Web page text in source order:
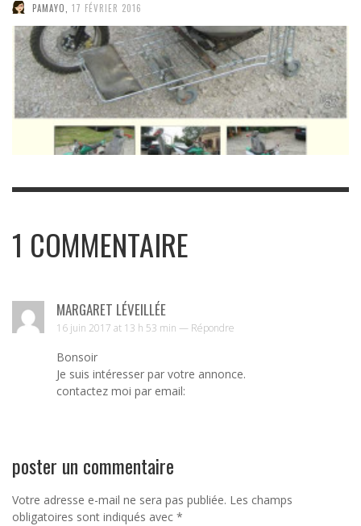
PAMAYO 17 FÉVRIER 2016
1 COMMENTAIRE
MARGARET LÉVEILLÉE
16 juin 2017 at 13 h 53 min — Répondre
Bonsoir
Je suis intéresser par votre annonce.
contactez moi par email:
poster un commentaire
Votre adresse e-mail ne sera pas publiée. Les champs
obligatoires sont indiqués avec *